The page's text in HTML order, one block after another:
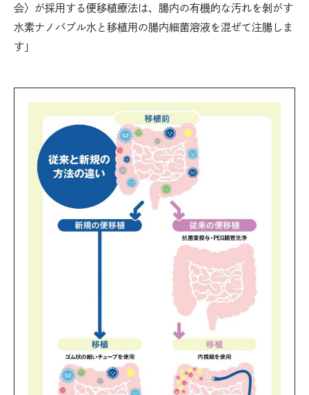
会〉が採用する便移植療法は、腸内の有機的な汚れを剝がす
水素ナノバブル水と移植用の腸内細菌溶液を混ぜて注腸しま
す」